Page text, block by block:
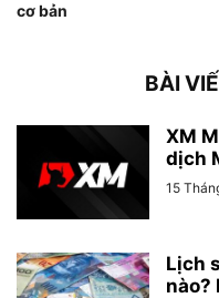
cơ bản
BÀI
XM
dịch
15
Lịch
nào?